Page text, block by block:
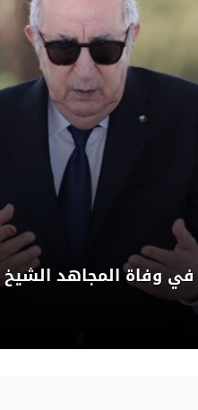
وفاة المجاهد